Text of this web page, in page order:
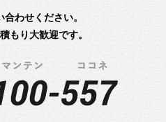
わせください。
もり大歓迎です。